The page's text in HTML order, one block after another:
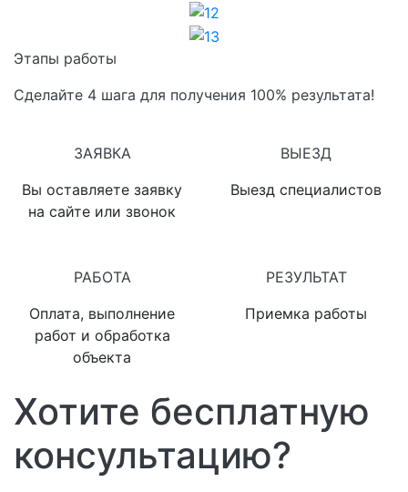
12
13
Этапы работы
Сделайте 4 шага для получения 100% результата!
ЗАЯВКА
Вы оставляете заявку
на сайте или звонок
ВЫЕЗД
Выезд специалистов
РАБОТА
Оплата, выполнение
работ и обработка
объекта
РЕЗУЛЬТАТ
Приемка работы
Хотите бесплатную
консультацию?